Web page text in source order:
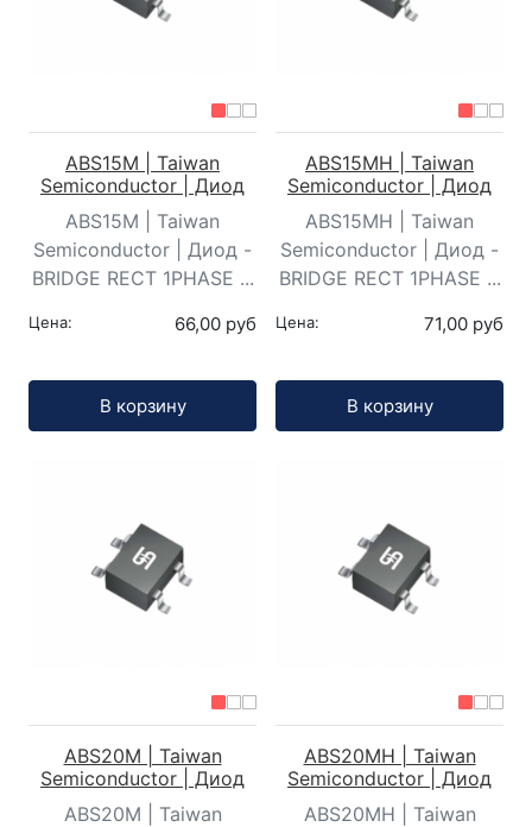
ABS15M | Taiwan
Semiconductor | Диод
ABS15M | Taiwan
Semiconductor | Диод -
BRIDGE RECT 1PHASE ...
Цена: 66,00 руб
В корзину
ABS15MH | Taiwan
Semiconductor | Диод
ABS15MH | Taiwan
Semiconductor | Диод -
BRIDGE RECT 1PHASE ...
Цена: 71,00 руб
В корзину
ABS20M | Taiwan
Semiconductor | Диод
ABS20M | Taiwan
ABS20MH | Taiwan
Semiconductor | Диод
ABS20MH | Taiwan